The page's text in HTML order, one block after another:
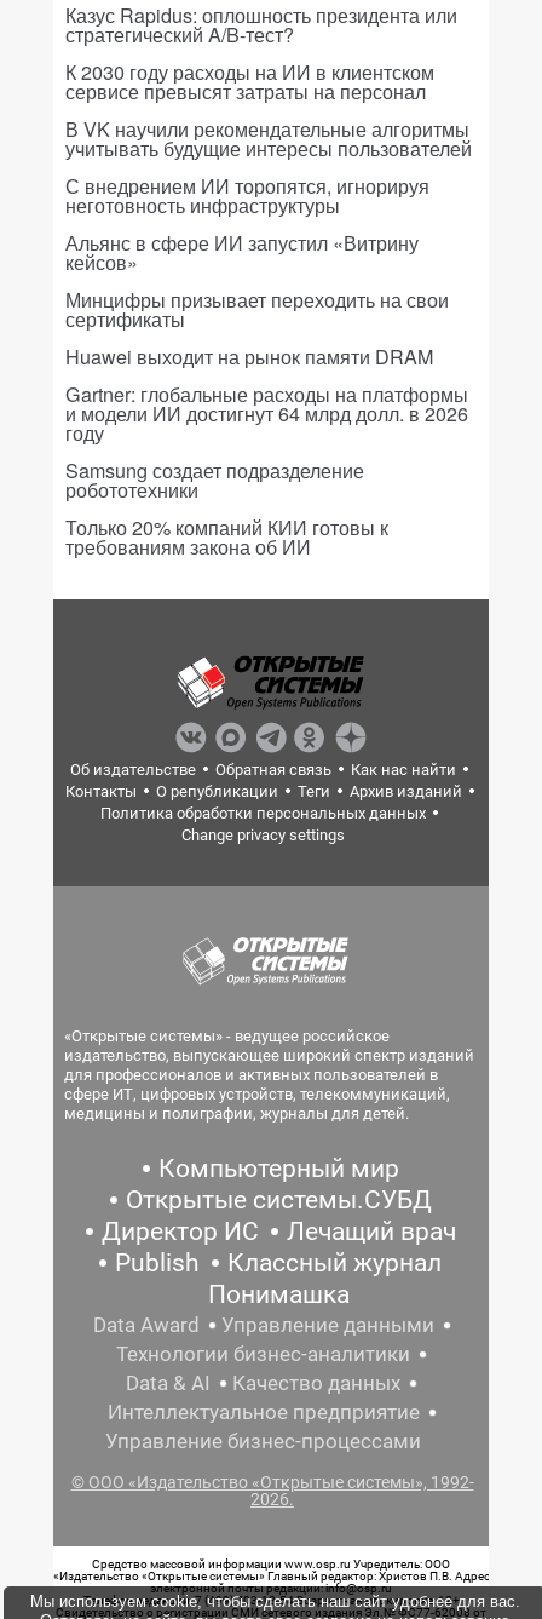
Казус Rapidus: оплошность президента или
стратегический A/B-тест?
К 2030 году расходы на ИИ в клиентском
сервисе превысят затраты на персонал
В VK научили рекомендательные алгоритмы
учитывать будущие интересы пользователей
С внедрением ИИ торопятся, игнорируя
неготовность инфраструктуры
Альянс в сфере ИИ запустил «Витрину
кейсов»
Минцифры призывает переходить на свои
сертификаты
Huawei выходит на рынок памяти DRAM
Gartner: глобальные расходы на платформы
и модели ИИ достигнут 64 млрд долл. в 2026
году
Samsung создает подразделение
робототехники
Только 20% компаний КИИ готовы к
требованиям закона об ИИ
Об издательстве Обратная связь
Как нас найти
Контакты
О републикации Теги
Архив изданий
Политика обработки персональных данных
Change privacy settings
«Открытые системы» - ведущее российское
издательство, выпускающее широкий спектр изданий
для профессионалов и активных пользователей в
сфере ИТ, цифровых устройств, телекоммуникаций,
медицины и полиграфии, журналы для детей.
Компьютерный мир
Открытые системы.СУБД
Директор ИС
Лечащий врач
Publish
Классный журнал
Понимашка
Data Award
Управление данными
Технологии бизнес-аналитики
Data & AI
Качество данных
Интеллектуальное предприятие
Управление бизнес-процессами
© ООО «Издательство «Открытые системы», 1992-
2026.
Средство массовой информации www.osp.ru Учредитель: ООО
«Издательство «Открытые системы» Главный редактор: Христов П.В. Адрес
электронной почты редакции: info@osp.ru
Телефон редакции: 7 (499) 703-18-54 Возрастная маркировка: 12+
Свидетельство о регистрации СМИ сетевого издания Эл.№ ФС77-62008 от
Мы используем cookie, чтобы сделать наш сайт удобнее для вас.